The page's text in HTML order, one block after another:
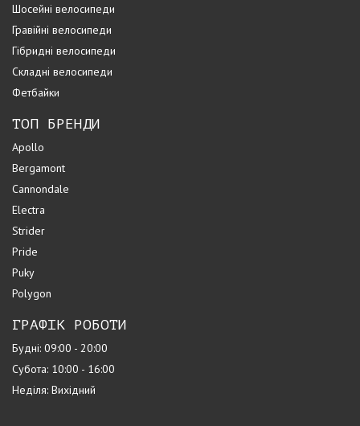
Шосейні велосипеди
Гравійні велосипеди
Гібридні велосипеди
Складні велосипеди
Фетбайки
ТОП БРЕНДИ
Apollo
Bergamont
Cannondale
Electra
Strider
Pride
Puky
Polygon
ГРАФІК РОБОТИ
Будні: 09:00 - 20:00
Субота: 10:00 - 16:00
Неділя: Вихідний